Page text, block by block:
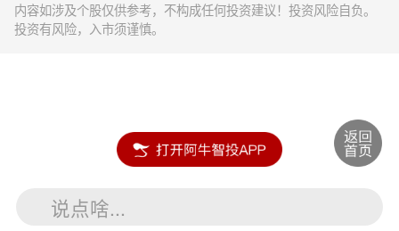
内容如涉及个股仅供参考，不构成任何投资建议！投资风险自负。
投资有风险，入市须谨慎。
说点啥...